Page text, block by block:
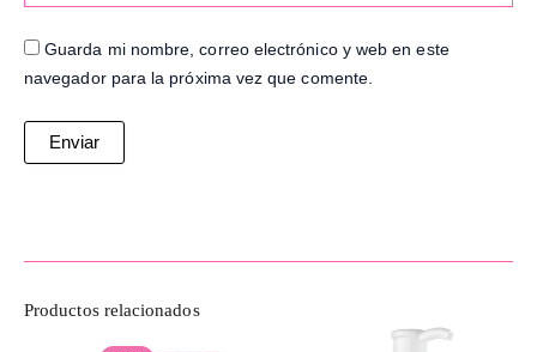
Guarda mi nombre, correo electrónico y web en este
navegador para la próxima vez que comente.
Productos relacionados